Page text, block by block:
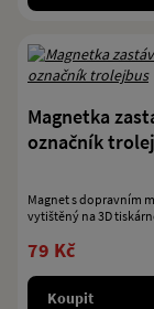
Magnetka
označník
Magnet s dopravním
vytištěný na 3D
79 Kč
Koupit